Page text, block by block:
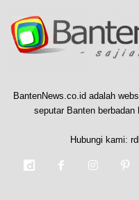
BantenNews.co.id adalah
seputar Banten
Hubungi kami: